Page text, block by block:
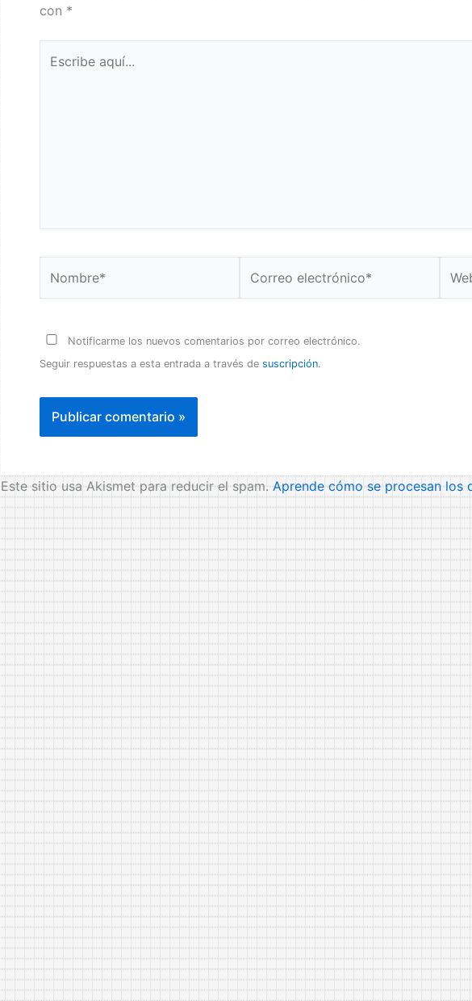
con *
aquí...
electrónico*
Notificarme los nuevos comentarios por correo electrónico.
Seguir respuestas a esta entrada a través de suscripción.
Este sitio usa Akismet para reducir el spam.Aprende cómo se procesan los